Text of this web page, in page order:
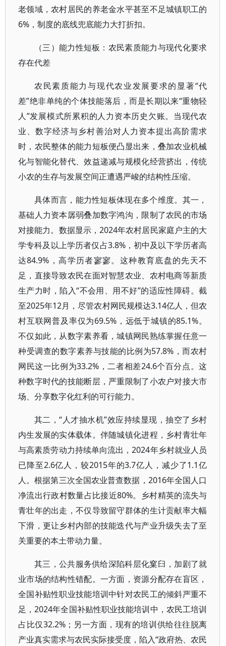
老领域，农村居民的养老金水平甚至不足城镇职工的
6%，制度的底线兜底能力大打折扣。
（三）能力性短板：农民素质能力与现代化要求
存在代差
农民素质能力与现代农业发展要求的显著“代
差”绝非单纯的个体技能落后，而是长期以来“重物轻
人”发展模式所累积的人力资本历史欠账。当现代农
业、数字经济与乡村善治对人力资本提出高阶需求
时，农民整体的能力短板便凸显出来，叠加农业机械
化与智能化替代、效益递减与规模化经营挤出，传统
小农的生存与发展空间正遭遇严峻的结构性压缩。
具体而言，能力性短板体现在多个维度。其一，
基础人力资本孱弱叠加数字鸿沟，限制了农民的市场
对接能力。数据显示，2024年农村居民家庭户主的大
学专科及以上学历者仅占3.8%，初中及以下学历者高
达84.9%，高学历者寥寥。这种教育底盘的先天不
足，直接导致农民在面对智慧农业、农村电商等新质
生产力时，陷入“不会用、用不好”的适应性障碍。截
至2025年12月，尽管农村网民规模达3.14亿人，但农
村互联网普及率仅为69.5%，远低于城镇的85.1%。
不仅如此，从数字素养看，城镇网民熟练掌握任意一
种受调查的数字素养与技能的比例为57.8%，而农村
网民这一比例为33.2%，二者相差24.6个百分点。这
种数字时代的技能断层，严重限制了小农户对接大市
场、分享数字化红利的可行能力。
其二，“人才抽水机”效应持续显现，抽空了乡村
内生发展的实体载体。伴随城镇化进程，乡村青壮年
与高素质劳动力持续单向流出，2024年乡村就业人员
已降至2.6亿人，较2015年的3.7亿人，减少了1.1亿
人。根据第三次全国农业普查数据，2016年全国人口
净流出行政村数量占比接近80%。乡村精英的流失与
青壮年的出走，不仅导致留守群体的生计贡献率大幅
下滑，更让乡村内部的技能迭代与产业升级失去了至
关重要的本土带动力量。
其三，公共服务供给深陷科层化窠臼，加剧了就
业市场的结构性错配。一方面，资源分配存在盲区，
全国补贴性职业技能培训中针对农民工的倾斜严重不
足，2024年全国补贴性职业技能培训中，农民工培训
占比仅32.2%；另一方面，现有的培训供给往往脱离
产业真实需求与农民实际接受度，陷入“政府热、农民